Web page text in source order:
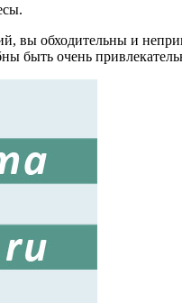
вы обходительны и
быть очень